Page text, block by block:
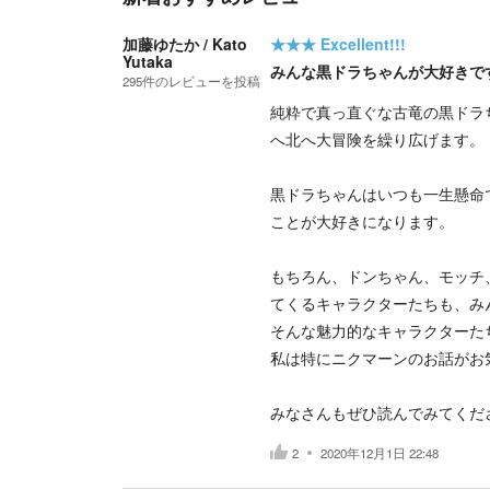
加藤ゆたか / Kato
Yutaka
295件のレビューを投稿
★★★ Excellent!!!
みんな黒ドラちゃんが大好きで
純粋で真っ直ぐな古竜の黒ド
へ北へ大冒険を繰り広げます。
黒ドラちゃんはいつも一生懸
ことが大好きになります。
もちろん、ドンちゃん、モッ
てくるキャラクターたちも、
そんな魅力的なキャラクター
私は特にニクマーンのお話が
みなさんもぜひ読んでみてくだ
2 2020年12月1日 22:48